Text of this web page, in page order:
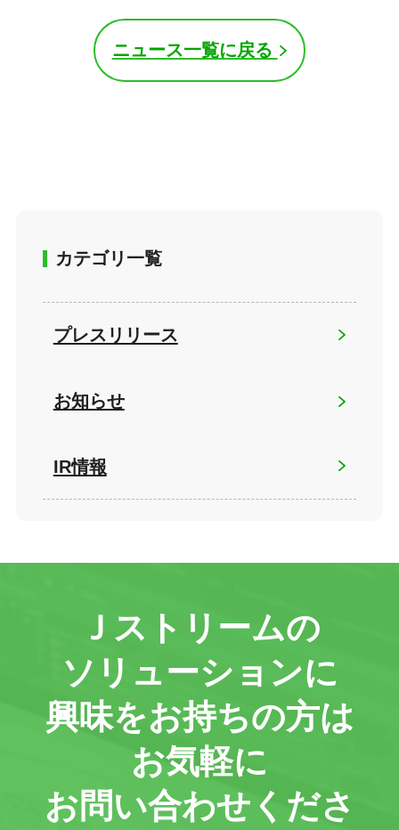
ニュース一覧に戻る
カテゴリ一覧
プレスリリース
お知らせ
IR情報
Ｊストリームの
ソリューションに
興味をお持ちの方は
お気軽に
お問い合わせくださ